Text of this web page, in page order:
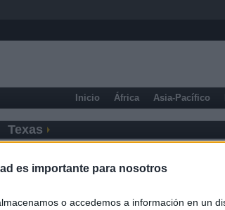
es importante para nosotros
o accedemos a información en un
Inicio África Asia-Pacífico
Texas